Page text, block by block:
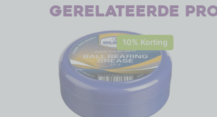
Gerelateerde
10% Korting